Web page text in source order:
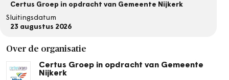
Certus Groep in opdracht van Gemeente Nijkerk
Sluitingsdatum
23 augustus 2026
Over de organisatie
Certus Groep in opdracht van Gemeente
Nijkerk